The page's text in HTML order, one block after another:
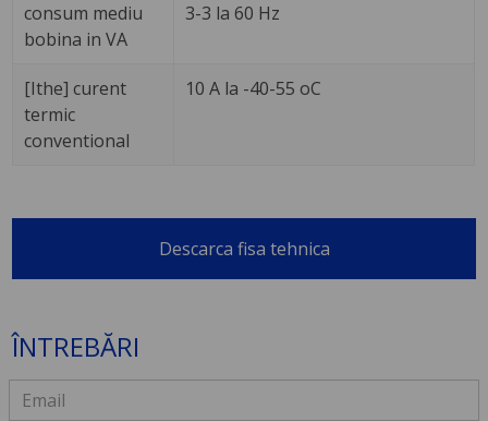
consum mediu
bobina in VA
3-3 la 60 Hz
[Ithe] curent
termic
conventional
10 A la -40-55 oC
Descarca fisa tehnica
ÎNTREBĂRI